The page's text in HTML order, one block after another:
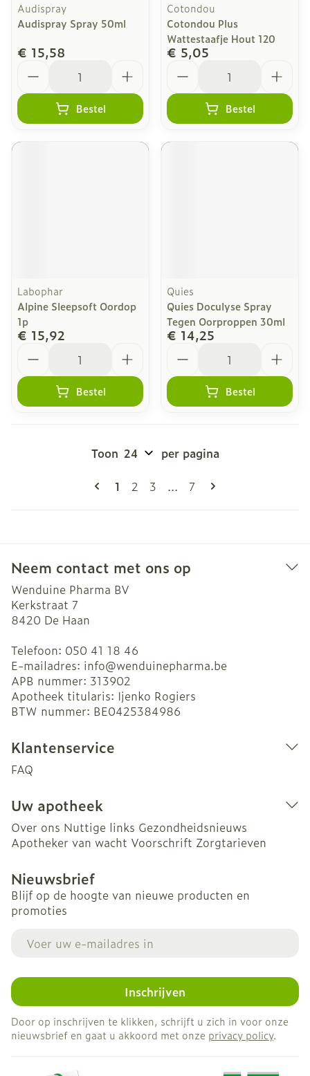
Audispray
Audispray Spray 50ml
€ 15,58
Bestel
Cotondou
Cotondou Plus
Wattestaafje Hout 120
€ 5,05
Bestel
Labophar
Alpine Sleepsoft Oordop
1p
€ 15,92
Bestel
Quies
Quies Doculyse Spray
Tegen Oorproppen 30ml
€ 14,25
Bestel
Pagina's
U lees momenteel pagina
1 Pagina
2 Pagina
3 ... Pagina
7
Toon per pagina
Neem contact met ons op
Wenduine Pharma BV
Kerkstraat 7
8420 De Haan
Telefoon: 050 41 18 46
E-mailadres: info@wenduinepharma.be
APB nummer: 313902
Apotheek titularis: Ijenko Rogiers
BTW nummer: BE0425384986
Klantenservice
FAQ
Uw apotheek
Over ons Nuttige links Gezondheidsnieuws
Apotheker van wacht Voorschrift Zorgtarieven
Nieuwsbrief
Blijf op de hoogte van nieuwe producten en
promoties
Inschrijven
Door op inschrijven te klikken, schrijft u zich in voor onze
nieuwsbrief en gaat u akkoord met onze privacy policy.